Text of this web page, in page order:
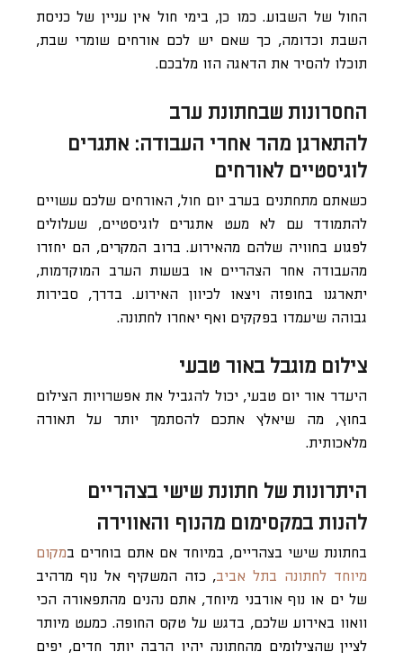
החול של השבוע. כמו כן, בימי חול אין עניין של כניסת
השבת וכדומה, כך שאם יש לכם אורחים שומרי שבת,
תוכלו להסיר את הדאגה הזו מלבכם.
החסרונות שבחתונת ערב
להתארגן מהר אחרי העבודה: אתגרים
לוגיסטיים לאורחים
כשאתם מתחתנים בערב יום חול, האורחים שלכם עשויים
להתמודד עם לא מעט אתגרים לוגיסטיים, שעלולים
לפגוע בחוויה שלהם מהאירוע. ברוב המקרים, הם יחזרו
מהעבודה אחר הצהריים או בשעות הערב המוקדמות,
יתארגנו בחופזה ויצאו לכיוון האירוע. בדרך, סבירות
גבוהה שיעמדו בפקקים ואף יאחרו לחתונה.
צילום מוגבל באור טבעי
היעדר אור יום טבעי, יכול להגביל את אפשרויות הצילום
בחוץ, מה שיאלץ אתכם להסתמך יותר על תאורה
מלאכותית.
היתרונות של חתונת שישי בצהריים
להנות במקסימום מהנוף והאווירה
בחתונת שישי בצהריים, במיוחד אם אתם בוחרים במקום
מיוחד לחתונה בתל אביב, כזה המשקיף אל נוף מרהיב
של ים או נוף אורבני מיוחד, אתם נהנים מהתפאורה הכי
וואוו באירוע שלכם, בדגש על טקס החופה. כמעט מיותר
לציין שהצילומים מהחתונה יהיו הרבה יותר חדים, יפים